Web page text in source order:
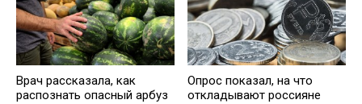
Врач рассказала, как
распознать опасный арбуз
Опрос показал, на что
откладывают россияне